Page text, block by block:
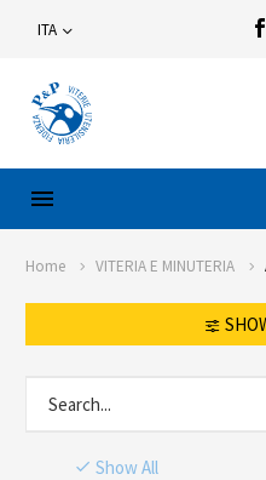
ITA
Home VITERIA E MINUTERIA
Show All